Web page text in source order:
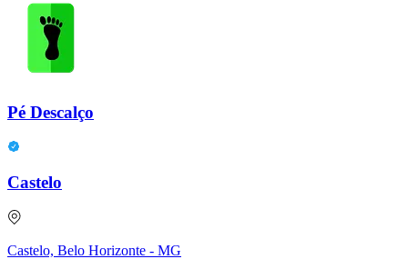
Pé Descalço
Castelo
Castelo, Belo Horizonte - MG